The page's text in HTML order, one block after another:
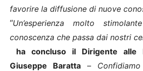
favorire la diffusione di nuove
“Un’esperienza molto
conoscenza che passa dai nostri
ha concluso il Dirigente alle
Giuseppe Baratta –